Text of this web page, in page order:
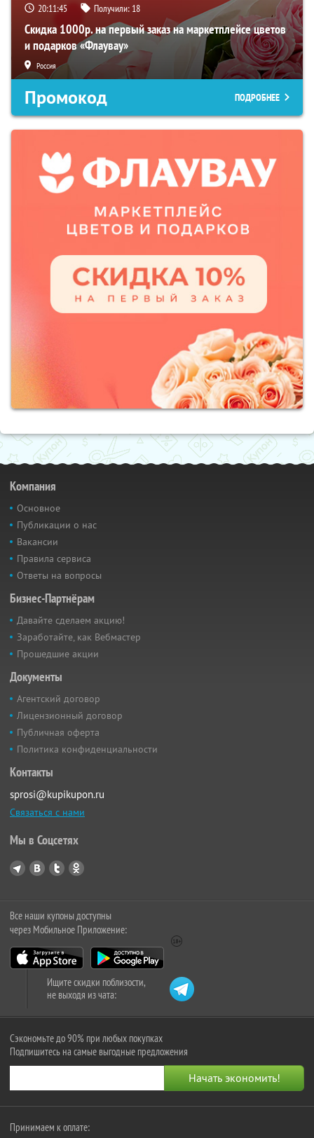
20:11:44 Получили: 18
Скидка 1000р. на первый заказ на маркетплейсе цветов
и подарков «Флаувау»
Россия
Промокод ПОДРОБНЕЕ
Компания
Основное
Публикации о нас
Вакансии
Правила сервиса
Ответы на вопросы
Бизнес-Партнёрам
Давайте сделаем акцию!
Заработайте, как Вебмастер
Прошедшие акции
Документы
Агентский договор
Лицензионный договор
Публичная оферта
Политика конфиденциальности
Контакты
sprosi@kupikupon.ru
Связаться с нами
Мы в Соцсетях
Все наши купоны доступны
через Мобильное Приложение:
Ищите скидки поблизости,
не выходя из чата:
Сэкономьте до 90% при любых покупках
Подпишитесь на самые выгодные предложения
Принимаем к оплате: